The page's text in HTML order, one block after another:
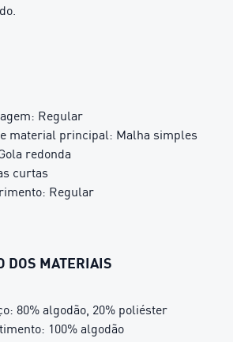
Regular
material principal: Malha simples
redonda
curtas
Regular
DOS MATERIAIS
80% algodão, 20% poliéster
100% algodão